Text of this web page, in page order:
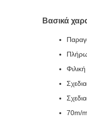
Βασικά
70m/